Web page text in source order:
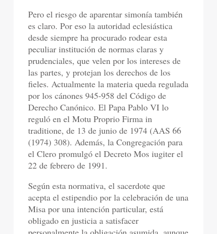
Pero el riesgo de aparentar simonía también
es claro. Por eso la autoridad eclesiástica
desde siempre ha procurado rodear esta
peculiar institución de normas claras y
prudenciales, que velen por los intereses de
las partes, y protejan los derechos de los
fieles. Actualmente la materia queda regulada
por los cánones 945-958 del Código de
Derecho Canónico. El Papa Pablo VI lo
reguló en el Motu Proprio Firma in
traditione, de 13 de junio de 1974 (AAS 66
(1974) 308). Además, la Congregación para
el Clero promulgó el Decreto Mos iugiter el
22 de febrero de 1991.
Según esta normativa, el sacerdote que
acepta el estipendio por la celebración de una
Misa por una intención particular, está
obligado en justicia a satisfacer